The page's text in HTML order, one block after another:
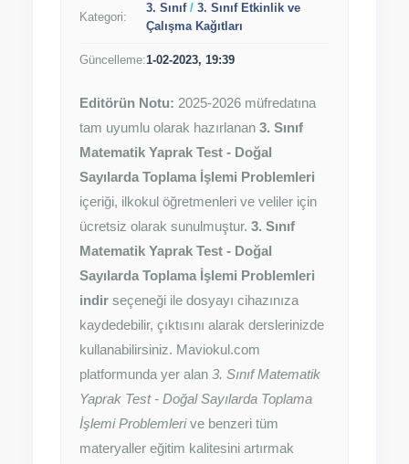
Kategori:
3. Sınıf/ 3. Sınıf Etkinlik ve
Çalışma Kağıtları
Güncelleme:1-02-2023, 19:39
Editörün Notu: 2025-2026 müfredatına
tam uyumlu olarak hazırlanan 3. Sınıf
Matematik Yaprak Test - Doğal
Sayılarda Toplama İşlemi Problemleri
içeriği, ilkokul öğretmenleri ve veliler için
ücretsiz olarak sunulmuştur. 3. Sınıf
Matematik Yaprak Test - Doğal
Sayılarda Toplama İşlemi Problemleri
indir seçeneği ile dosyayı cihazınıza
kaydedebilir, çıktısını alarak derslerinizde
kullanabilirsiniz. Maviokul.com
platformunda yer alan 3. Sınıf Matematik
Yaprak Test - Doğal Sayılarda Toplama
İşlemi Problemlerive benzeri tüm
materyaller eğitim kalitesini artırmak